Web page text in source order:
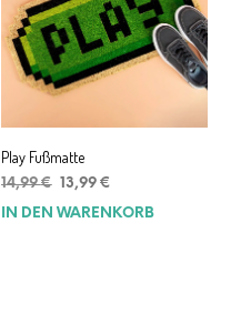
Play Fußmatte
14,99€ Ursprünglicher
Preis
13,99 €Aktueller
Preis
IN DEN WARENKORB